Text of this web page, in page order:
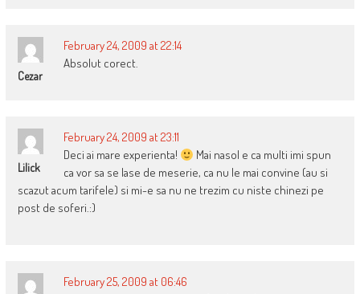
Cezar
February 24, 2009 at 22:14
Absolut corect.
Lilick
February 24, 2009 at 23:11
Deci ai mare experienta!
Mai nasol e ca multi imi spun
ca vor sa se lase de meserie, ca nu le mai convine (au si
scazut acum tarifele) si mi-e sa nu ne trezim cu niste chinezi pe
post de soferi.:)
February 25, 2009 at 06:46